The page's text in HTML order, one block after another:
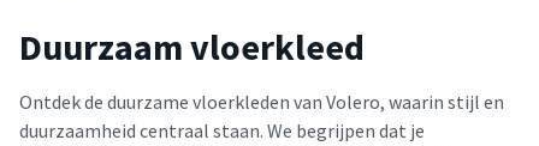
Duurzaam vloerkleed
Ontdek de duurzame vloerkleden van Volero, waarin stijl en
duurzaamheid centraal staan. We begrijpen dat je